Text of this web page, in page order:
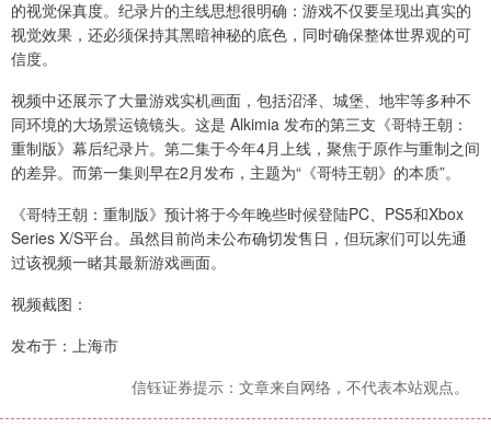
的视觉保真度。纪录片的主线思想很明确：游戏不仅要呈现出真实的
视觉效果，还必须保持其黑暗神秘的底色，同时确保整体世界观的可
信度。
视频中还展示了大量游戏实机画面，包括沼泽、城堡、地牢等多种不
同环境的大场景运镜镜头。这是 Alkimia 发布的第三支《哥特王朝：
重制版》幕后纪录片。第二集于今年4月上线，聚焦于原作与重制之间
的差异。而第一集则早在2月发布，主题为“《哥特王朝》的本质”。
《哥特王朝：重制版》预计将于今年晚些时候登陆PC、PS5和Xbox
Series X/S平台。虽然目前尚未公布确切发售日，但玩家们可以先通
过该视频一睹其最新游戏画面。
视频截图：
发布于：上海市
信钰证券提示：文章来自网络，不代表本站观点。